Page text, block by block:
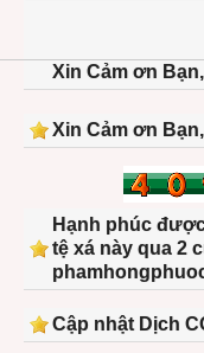
Xin Cảm ơn
Xin Cảm ơn
Hạnh phúc
tệ xá này qua 2
Cập nhật Dịch